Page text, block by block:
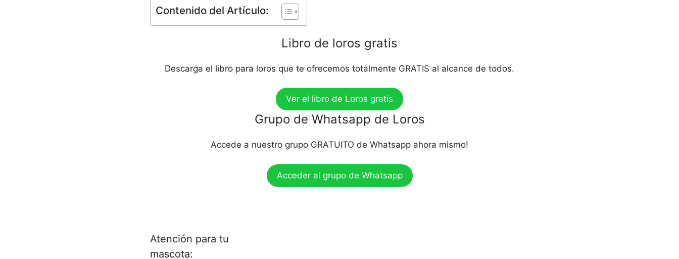
Contenido del Artículo:
Libro de loros gratis
Descarga el libro para loros que te ofrecemos totalmente GRATIS al alcance de todos.
Ver el libro de Loros gratis
Grupo de Whatsapp de Loros
Accede a nuestro grupo GRATUITO de Whatsapp ahora mismo!
Acceder al grupo de Whatsapp
Atención para tu
mascota: